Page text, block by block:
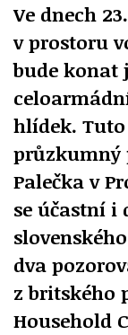
Ve dnech
v prostoru
bude konat
hlídek.
průzkumný
Palečka v
se účastní i
dva
z britského
Household